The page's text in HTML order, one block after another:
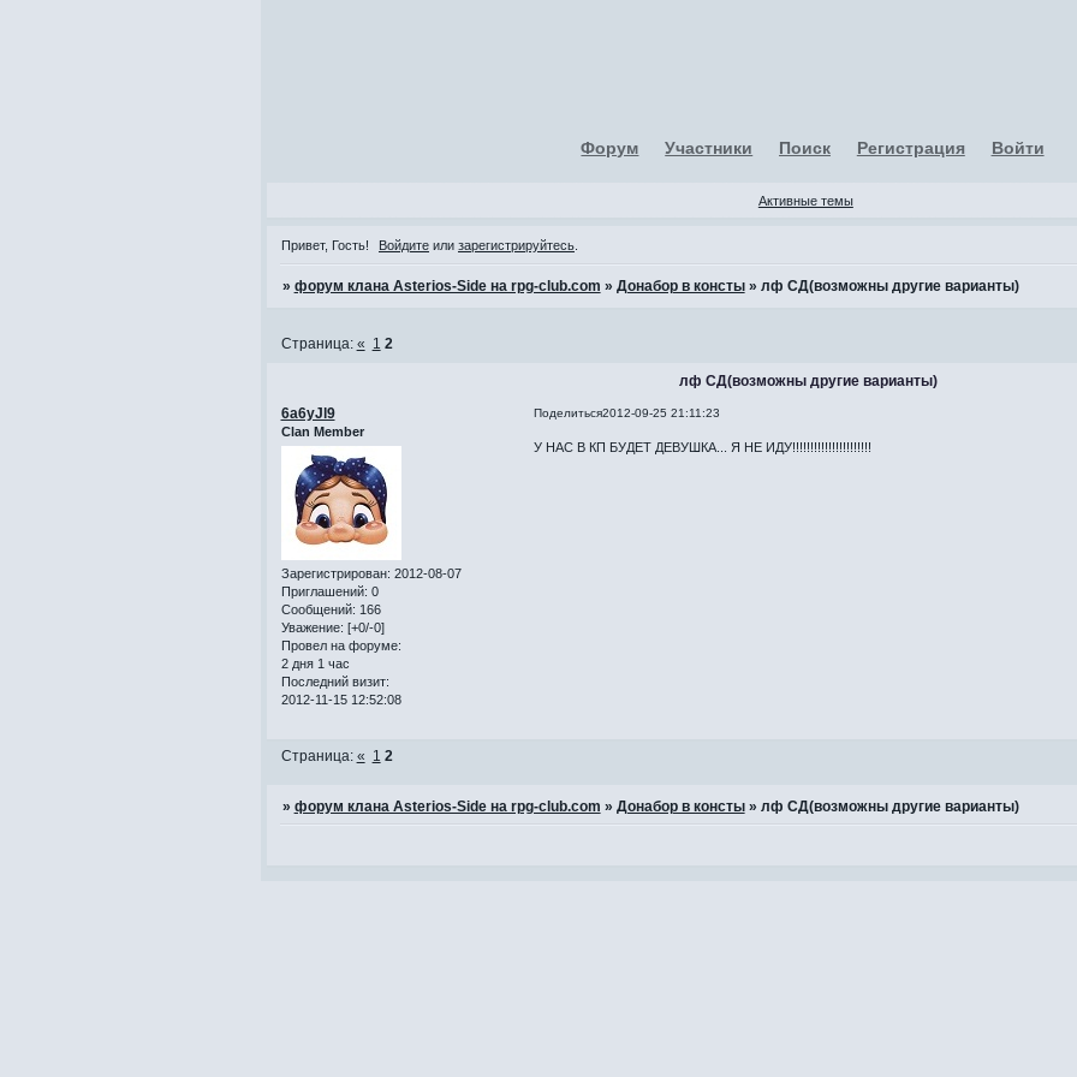
Форум Участники Поиск Регистрация Войти
Активные темы
Привет, Гость! Войдите или зарегистрируйтесь
» форум клана Asterios-Side на rpg-club.com » Донабор в консты » лф СД(возможны другие варианты)
лф СД(возможны другие варианты)
Страница: « 1 2
Поделиться2012-09-25 21:11:23
6a6yJl9
Clan Member
Зарегистрирован: 2012-08-07
Приглашений: 0
Сообщений: 166
Уважение: [+0/-0]
Провел на форуме:
2 дня 1 час
Последний визит:
2012-11-15 12:52:08
У НАС В КП БУДЕТ ДЕВУШКА... Я НЕ ИДУ!!!!!!!!!!!!!!!!!!!!!!
Страница: « 1 2
» форум клана Asterios-Side на rpg-club.com » Донабор в консты » лф СД(возможны другие варианты)